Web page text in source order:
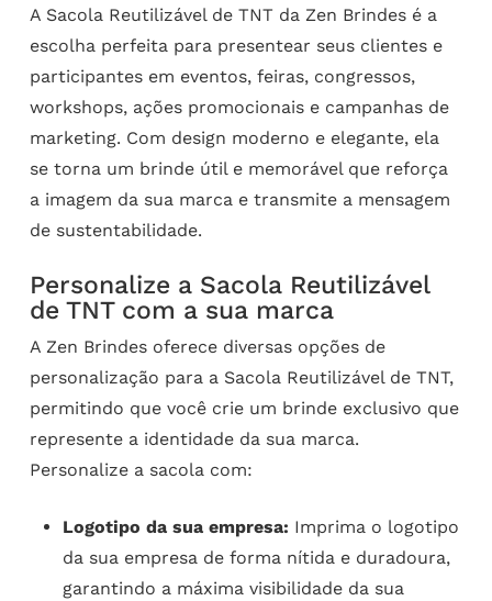
A Sacola Reutilizável de TNT da Zen Brindes é a
escolha perfeita para presentear seus clientes e
participantes em eventos, feiras, congressos,
workshops, ações promocionais e campanhas de
marketing. Com design moderno e elegante, ela
se torna um brinde útil e memorável que reforça
a imagem da sua marca e transmite a mensagem
de sustentabilidade.
Personalize a Sacola Reutilizável
de TNT com a sua marca
A Zen Brindes oferece diversas opções de
personalização para a Sacola Reutilizável de TNT,
permitindo que você crie um brinde exclusivo que
represente a identidade da sua marca.
Personalize a sacola com:
Logotipo da sua empresa: Imprima o logotipo
da sua empresa de forma nítida e duradoura,
garantindo a máxima visibilidade da sua